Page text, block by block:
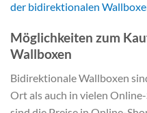
der bidirektionalen
Möglichkeiten zum
Wallboxen
Bidirektionale Wallboxen
Ort als auch in vielen